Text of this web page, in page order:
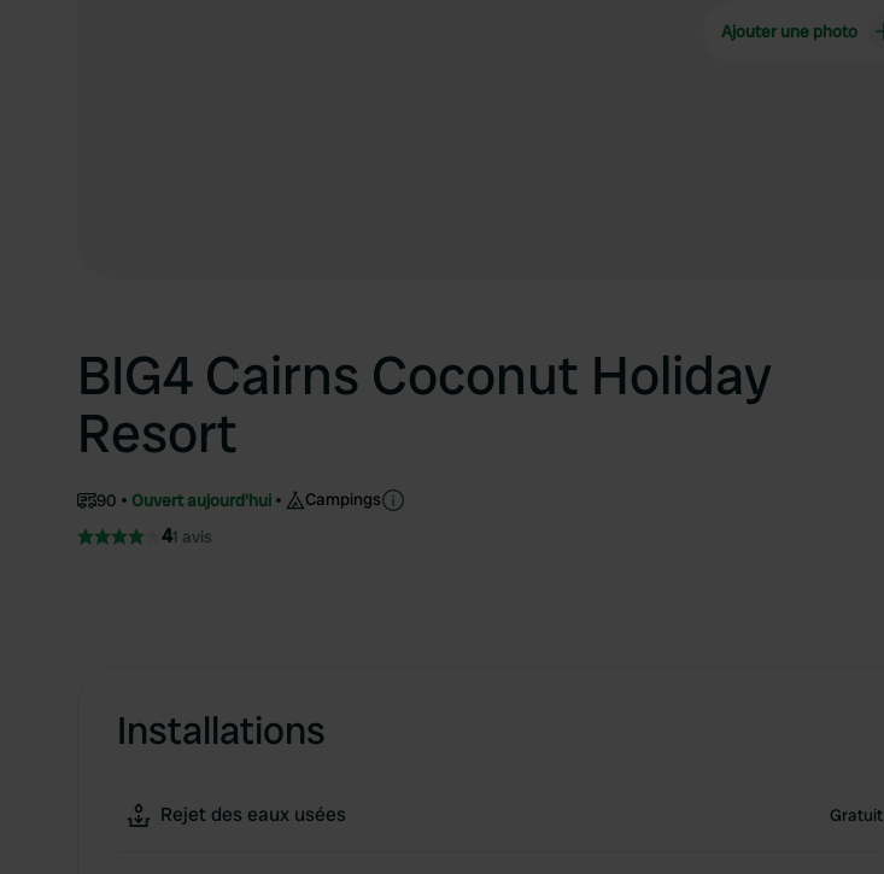
Ajouter une photo
BIG4 Cairns Coconut Holiday
Resort
90 Ouvert aujourd'hui Campings
41 avis
Installations
Rejet des eaux usées Gratuit